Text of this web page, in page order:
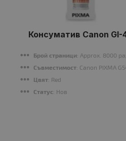
Консуматив Canon GI-
Брой страници: Approx. 8000
Съвместимост: Canon PIXMA
Цвят: Red
Статус: Нов